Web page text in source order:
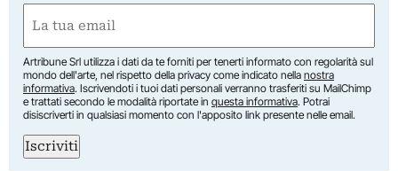
First
(Required)
Artribune Srl utilizza i dati da te forniti per tenerti informato con regolarità sul
mondo dell'arte, nel rispetto della privacy come indicato nella nostra
informativa. Iscrivendoti i tuoi dati personali verranno trasferiti su MailChimp
e trattati secondo le modalità riportate in questa informativa. Potrai
disiscriverti in qualsiasi momento con l'apposito link presente nelle email.
Iscriviti